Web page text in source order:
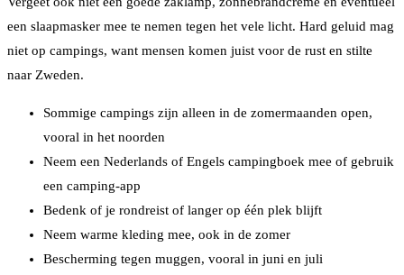
een slaapmasker mee te nemen tegen het vele licht. Hard geluid mag
niet op campings, want mensen komen juist voor de rust en stilte
naar Zweden.
Sommige campings zijn alleen in de zomermaanden open,
vooral in het noorden
Neem een Nederlands of Engels campingboek mee of gebruik
een camping-app
Bedenk of je rondreist of langer op één plek blijft
Neem warme kleding mee, ook in de zomer
Bescherming tegen muggen, vooral in juni en juli